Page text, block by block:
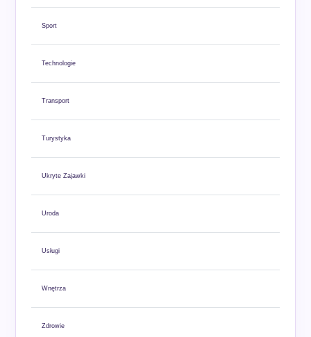
Sport
Technologie
Transport
Turystyka
Ukryte Zajawki
Uroda
Usługi
Wnętrza
Zdrowie